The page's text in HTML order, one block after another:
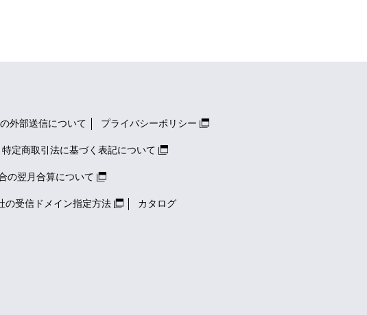
外部送信について プライバシーポリシー
特定商取引法に基づく表記について
の翌月合算について
の受信ドメイン指定方法 カタログ